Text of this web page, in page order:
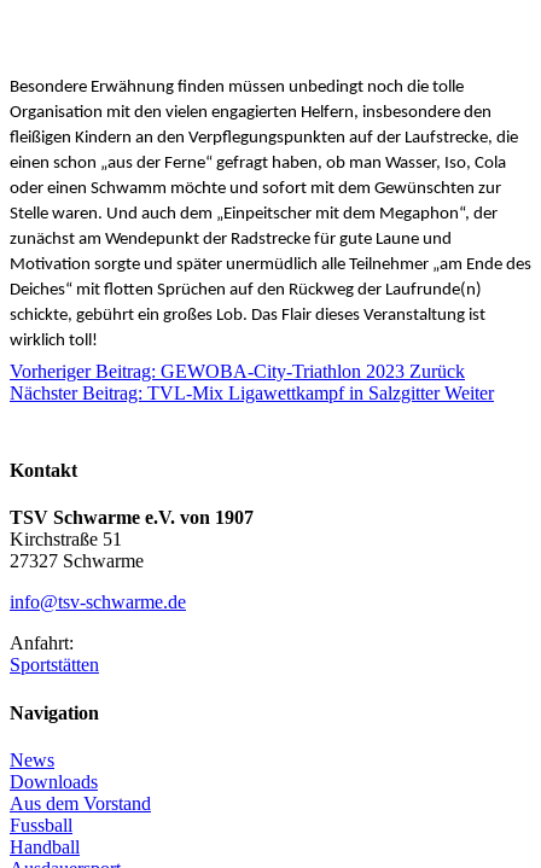
Besondere Erwähnung finden müssen unbedingt noch die tolle
Organisation mit den vielen engagierten Helfern, insbesondere den
fleißigen Kindern an den Verpflegungspunkten auf der Laufstrecke, die
einen schon „aus der Ferne“ gefragt haben, ob man Wasser, Iso, Cola
oder einen Schwamm möchte und sofort mit dem Gewünschten zur
Stelle waren. Und auch dem „Einpeitscher mit dem Megaphon“, der
zunächst am Wendepunkt der Radstrecke für gute Laune und
Motivation sorgte und später unermüdlich alle Teilnehmer „am Ende des
Deiches“ mit flotten Sprüchen auf den Rückweg der Laufrunde(n)
schickte, gebührt ein großes Lob. Das Flair dieses Veranstaltung ist
wirklich toll!
Vorheriger Beitrag: GEWOBA-City-Triathlon 2023 Zurück
Nächster Beitrag: TVL-Mix Ligawettkampf in SalzgitterWeiter
Kontakt
TSV Schwarme e.V. von 1907
Kirchstraße 51
27327 Schwarme
info@tsv-schwarme.de
Anfahrt:
Sportstätten
Navigation
News
Downloads
Aus dem Vorstand
Fussball
Handball